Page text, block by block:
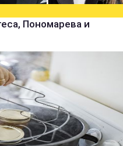
Пономарева и